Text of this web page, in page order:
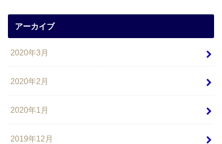
アーカイブ
2020年3月
2020年2月
2020年1月
2019年12月